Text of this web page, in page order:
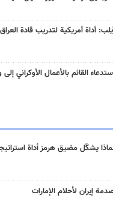
أداة أمريكية لتدريب قادة
القائم بالأعمال الأوكراني إلى
يشكّل مضيق هرمز أداة
إيران لأحلام الإمارات